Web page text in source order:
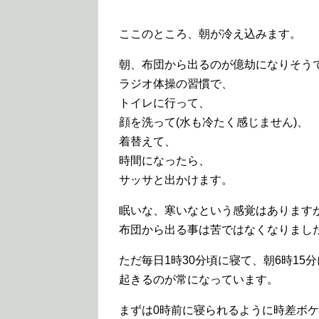
ここのところ、朝が冷え込みます。
朝、布団から出るのが億劫になりそう
ラジオ体操の習慣で、
トイレに行って、
顔を洗って(水も冷たく感じません)、
着替えて、
時間になったら、
サッサと出かけます。
眠いな、寒いなという感覚はあります
布団から出る事は苦ではなくなりまし
ただ毎日1時30分頃に寝て、朝6時15分
起きるのが常になっています。
まずは0時前に寝られるように時差ボ